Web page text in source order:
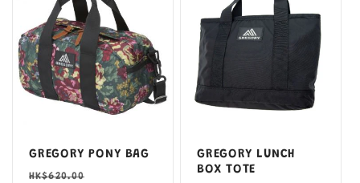
GREGORY PONY BAG
定
HK$620.00
GREGORY LUNCH
BOX TOTE